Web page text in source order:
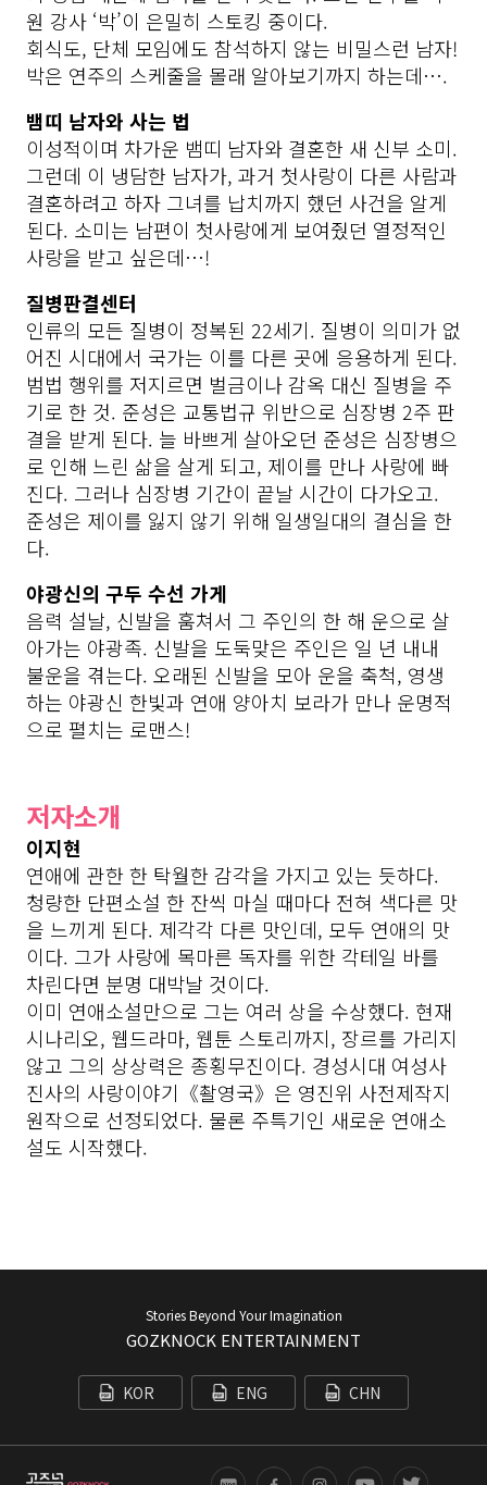
원 강사 ‘박’이 은밀히 스토킹 중이다.
회식도, 단체 모임에도 참석하지 않는 비밀스런 남자!
박은 연주의 스케줄을 몰래 알아보기까지 하는데….
뱀띠 남자와 사는 법
이성적이며 차가운 뱀띠 남자와 결혼한 새 신부 소미.
그런데 이 냉담한 남자가, 과거 첫사랑이 다른 사람과
결혼하려고 하자 그녀를 납치까지 했던 사건을 알게
된다. 소미는 남편이 첫사랑에게 보여줬던 열정적인
사랑을 받고 싶은데…!
질병판결센터
인류의 모든 질병이 정복된 22세기. 질병이 의미가 없
어진 시대에서 국가는 이를 다른 곳에 응용하게 된다.
범법 행위를 저지르면 벌금이나 감옥 대신 질병을 주
기로 한 것. 준성은 교통법규 위반으로 심장병 2주 판
결을 받게 된다. 늘 바쁘게 살아오던 준성은 심장병으
로 인해 느린 삶을 살게 되고, 제이를 만나 사랑에 빠
진다. 그러나 심장병 기간이 끝날 시간이 다가오고.
준성은 제이를 잃지 않기 위해 일생일대의 결심을 한
다.
야광신의 구두 수선 가게
음력 설날, 신발을 훔쳐서 그 주인의 한 해 운으로 살
아가는 야광족. 신발을 도둑맞은 주인은 일 년 내내
불운을 겪는다. 오래된 신발을 모아 운을 축척, 영생
하는 야광신 한빛과 연애 양아치 보라가 만나 운명적
으로 펼치는 로맨스!
저자소개
이지현
연애에 관한 한 탁월한 감각을 가지고 있는 듯하다.
청량한 단편소설 한 잔씩 마실 때마다 전혀 색다른 맛
을 느끼게 된다. 제각각 다른 맛인데, 모두 연애의 맛
이다. 그가 사랑에 목마른 독자를 위한 칵테일 바를
차린다면 분명 대박날 것이다.
이미 연애소설만으로 그는 여러 상을 수상했다. 현재
시나리오, 웹드라마, 웹툰 스토리까지, 장르를 가리지
않고 그의 상상력은 종횡무진이다. 경성시대 여성사
진사의 사랑이야기《촬영국》은 영진위 사전제작지
원작으로 선정되었다. 물론 주특기인 새로운 연애소
설도 시작했다.
Stories Beyond Your Imagination
GOZKNOCK ENTERTAINMENT
KOR ENG CHN